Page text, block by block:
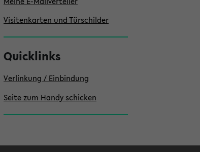
Visitenkarten und Türschilder
Quicklinks
Verlinkung / Einbindung
Seite zum Handy schicken